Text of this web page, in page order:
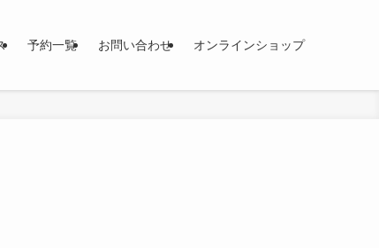
予約一覧 お問い合わせ オンラインショップ